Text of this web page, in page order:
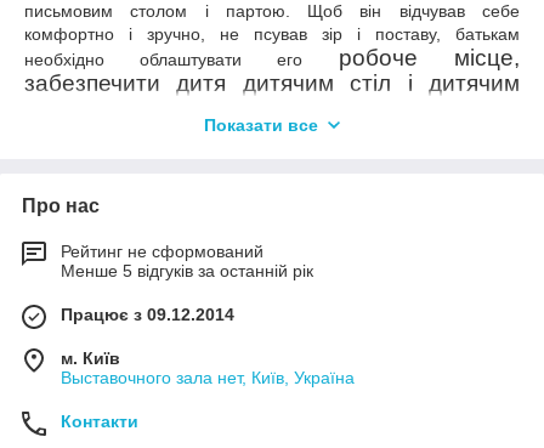
письмовим столом і партою. Щоб він відчував себе
комфортно і зручно, не псував зір і поставу, батькам
необхідно облаштувати его
робоче місце,
забезпечити дитя дитячим стіл і дитячим
першим, що знадобиться для облаштування робочого місця,
стане
зростаючий стілець або дитяче крісло. Зручно і естетично,
якщо робоче місце буде обладнане меблями, виконаної в
одному стилі і колірній гамі. Саме для такого випадку наш
магазин пропонує придбати своїй дитині комплект меблів для
робочого куточка, що складається з дитячої
або з стола і крісла.
Такий набір має ряд переваг над купівлею його складових
окремо. Вы точно будете уверены, что стол и кресло будут
Показати все
Про нас
Рейтинг не сформований
Менше 5 відгуків за останній рік
Працює з 09.12.2014
м. Київ
Выставочного зала нет, Київ, Україна
Контакти